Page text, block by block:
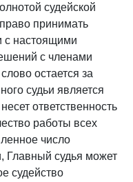
судейской
принимать
с настоящими
с членами
остается за
судьи является
ответственность
работы всех
число
Главный судья может
судейство